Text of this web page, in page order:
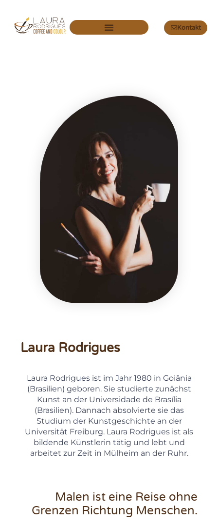
Kontakt
Laura Rodrigues
Laura Rodrigues ist im Jahr 1980 in Goiânia
(Brasilien) geboren. Sie studierte zunächst
Kunst an der Universidade de Brasília
(Brasilien). Dannach absolvierte sie das
Studium der Kunstgeschichte an der
Universität Freiburg. Laura Rodrigues ist als
bildende Künstlerin tätig und lebt und
arbeitet zur Zeit in Mülheim an der Ruhr.
Malen ist eine Reise ohne
Grenzen Richtung Menschen.